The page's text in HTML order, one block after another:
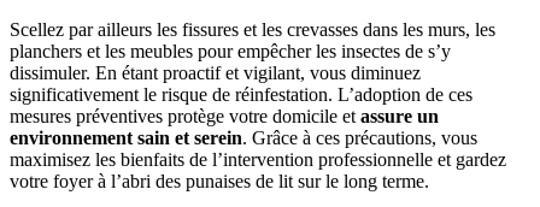
Scellez par ailleurs les fissures et les crevasses dans les murs, les
planchers et les meubles pour empêcher les insectes de s’y
dissimuler. En étant proactif et vigilant, vous diminuez
significativement le risque de réinfestation. L’adoption de ces
mesures préventives protège votre domicile et assure un
environnement sain et serein. Grâce à ces précautions, vous
maximisez les bienfaits de l’intervention professionnelle et gardez
votre foyer à l’abri des punaises de lit sur le long terme.